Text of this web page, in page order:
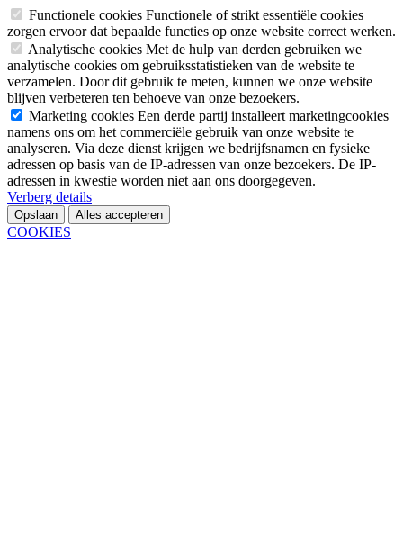
Functionele cookies Functionele of strikt essentiële cookies
zorgen ervoor dat bepaalde functies op onze website correct werken.
Analytische cookies Met de hulp van derden gebruiken we
analytische cookies om gebruiksstatistieken van de website te
verzamelen. Door dit gebruik te meten, kunnen we onze website
blijven verbeteren ten behoeve van onze bezoekers.
Marketing cookies Een derde partij installeert marketingcookies
namens ons om het commerciële gebruik van onze website te
analyseren. Via deze dienst krijgen we bedrijfsnamen en fysieke
adressen op basis van de IP-adressen van onze bezoekers. De IP-
adressen in kwestie worden niet aan ons doorgegeven.
Verberg details
Opslaan Alles accepteren
COOKIES